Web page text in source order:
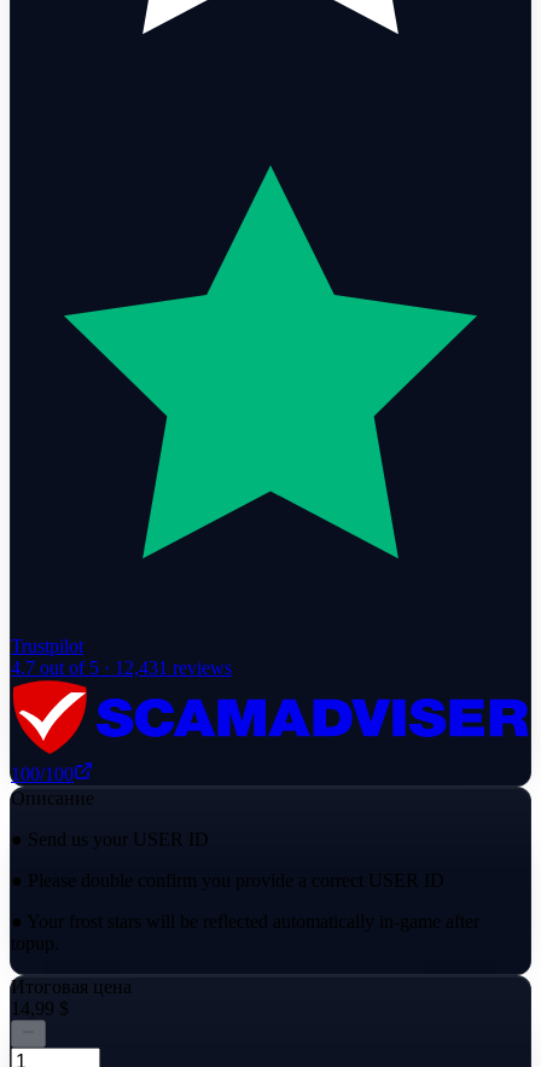
Trustpilot
4.7 out of 5 · 12,431 reviews
100/100
Описание
● Send us your USER ID
● Please double confirm you provide a correct USER ID
● Your frost stars will be reflected automatically in-game after
topup.
Итоговая цена
14,99 $